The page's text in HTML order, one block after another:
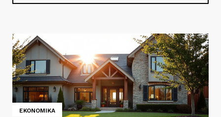
EKONOMIKA